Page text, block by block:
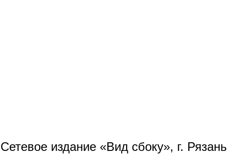
Сетевое издание «Вид сбоку», г.